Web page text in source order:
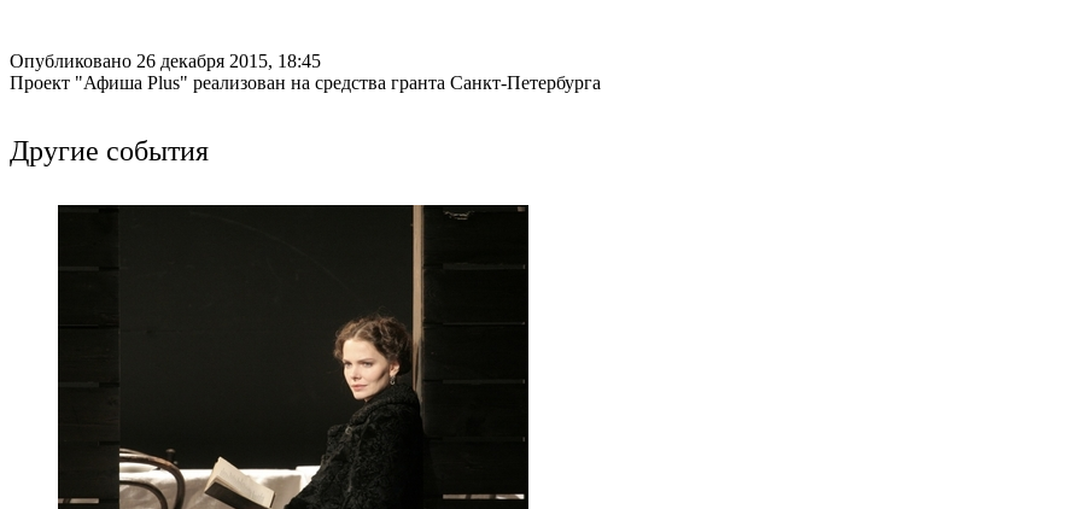
Опубликовано 26 декабря 2015, 18:45
Проект "Афиша Plus" реализован на средства гранта Санкт-Петербурга
Другие события